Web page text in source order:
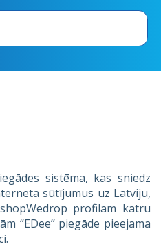
sistēma, kas sniedz
sūtījumus uz Latviju,
profilam katru
‘’EDee’’ piegāde pieejama